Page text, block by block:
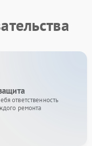
ответственность
ремонта